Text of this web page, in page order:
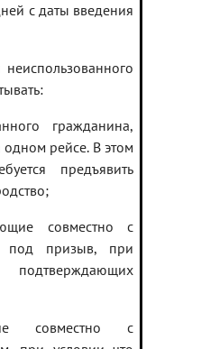
с даты введения
гражданина,
рейсе. В этом
предъявить
совместно c
под призыв, при
подтверждающих
совместно с